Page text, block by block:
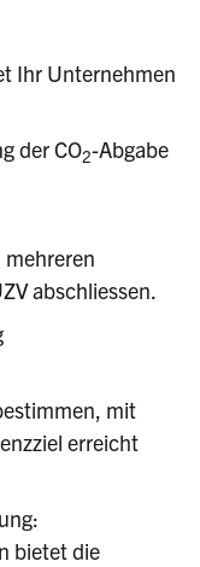
Ihr Unternehmen
der CO2-Abgabe
abschliessen.
mit
erreicht
bietet die